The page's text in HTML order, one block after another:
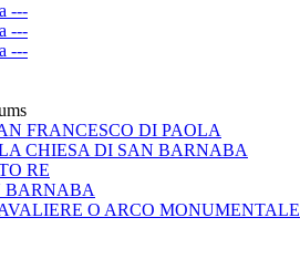
---
---
---
FRANCESCO DI PAOLA
CHIESA DI SAN BARNABA
RE
BARNABA
O ARCO MONUMENTALE